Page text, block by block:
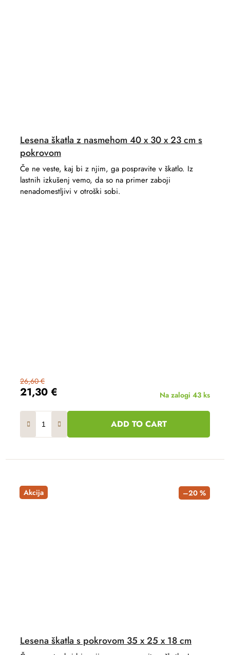
Lesena škatla z nasmehom 40 x 30 x 23 cm s
pokrovom
21,30 €
26,60 €
Na zalogi 43 ks
ADD TO CART
Če ne veste, kaj bi z njim, ga pospravite v škatlo. Iz
lastnih izkušenj vemo, da so na primer zaboji
nenadomestljivi v otroški sobi.
Akcija –20 %
Lesena škatla s pokrovom 35 x 25 x 18 cm